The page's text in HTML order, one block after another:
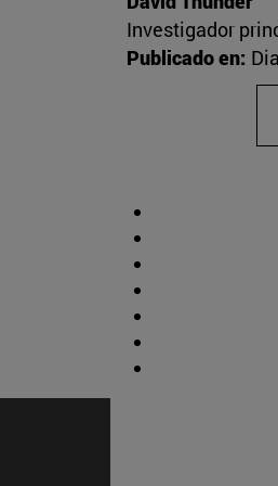
Investigador
Publicado en: